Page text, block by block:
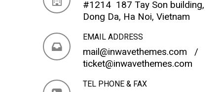
#1214 187 Tay Son building,
Dong Da, Ha Noi, Vietnam
EMAIL ADDRESS
mail@inwavethemes.com /
ticket@inwavethemes.com
TEL PHONE & FAX